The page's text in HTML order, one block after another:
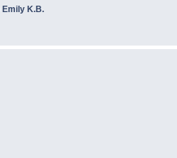
Emily K.B.